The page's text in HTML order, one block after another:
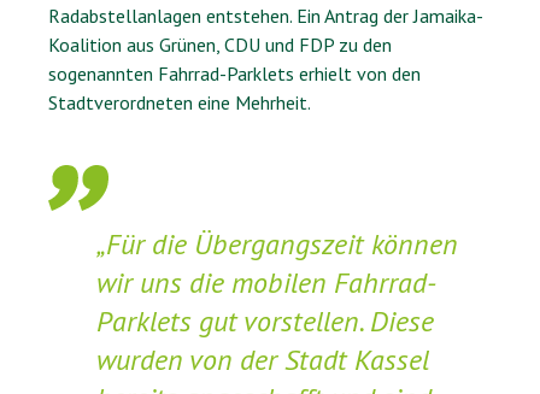
Radabstellanlagen entstehen. Ein Antrag der Jamaika-
Koalition aus Grünen, CDU und FDP zu den
sogenannten Fahrrad-Parklets erhielt von den
Stadtverordneten eine Mehrheit.
„Für die Übergangszeit können
wir uns die mobilen Fahrrad-
Parklets gut vorstellen. Diese
wurden von der Stadt Kassel